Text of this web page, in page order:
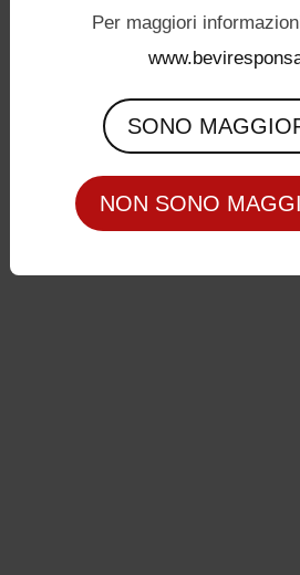
Seguici su
P.I.
Per maggiori
SONO
NON SONO